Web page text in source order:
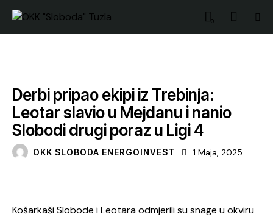
0
Derbi pripao ekipi iz Trebinja:
Leotar slavio u Mejdanu i nanio
Slobodi drugi poraz u Ligi 4
OKK SLOBODA ENERGOINVEST 1 Maja, 2025
Košarkaši Slobode i Leotara odmjerili su snage u okviru